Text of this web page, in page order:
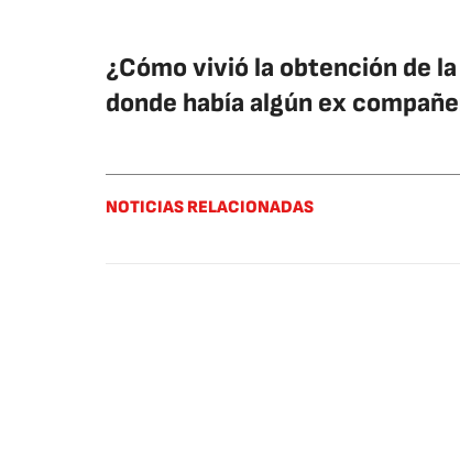
¿Cómo vivió la obtención de
donde había algún ex
NOTICIAS RELACIONADAS